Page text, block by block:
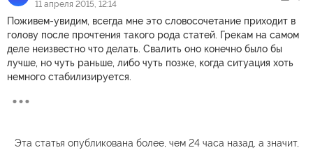
11 апреля 2015, 12:14
Поживем-увидим, всегда мне это словосочетание приходит в
голову после прочтения такого рода статей. Грекам на самом
деле неизвестно что делать. Свалить оно конечно было бы
лучше, но чуть раньше, либо чуть позже, когда ситуация хоть
немного стабилизируется.
Эта статья опубликована более, чем 24 часа назад, а значит,